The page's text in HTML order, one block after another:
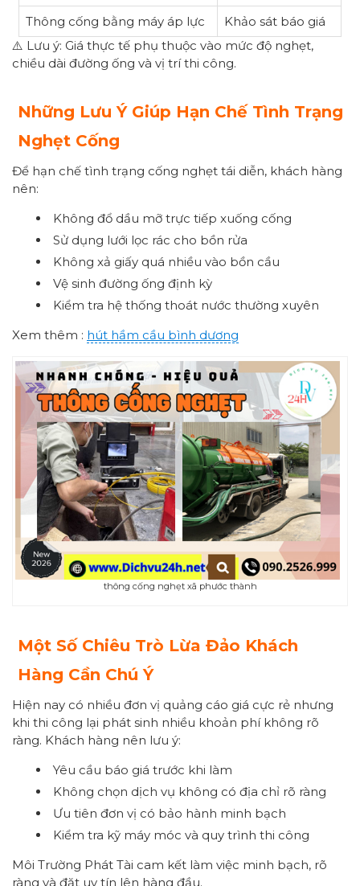
Thông cống bằng máy áp lực
Khảo sát báo giá
⚠️ Lưu ý: Giá thực tế phụ thuộc vào mức độ nghẹt,
chiều dài đường ống và vị trí thi công.
Những Lưu Ý Giúp Hạn Chế Tình Trạng
Nghẹt Cống
Để hạn chế tình trạng cống nghẹt tái diễn, khách hàng
nên:
Không đổ dầu mỡ trực tiếp xuống cống
Sử dụng lưới lọc rác cho bồn rửa
Không xả giấy quá nhiều vào bồn cầu
Vệ sinh đường ống định kỳ
Kiểm tra hệ thống thoát nước thường xuyên
Xem thêm : hút hầm cầu bình dương
thông cống nghẹt xã phước thành
Một Số Chiêu Trò Lừa Đảo Khách
Hàng Cần Chú Ý
Hiện nay có nhiều đơn vị quảng cáo giá cực rẻ nhưng
khi thi công lại phát sinh nhiều khoản phí không rõ
ràng. Khách hàng nên lưu ý:
Yêu cầu báo giá trước khi làm
Không chọn dịch vụ không có địa chỉ rõ ràng
Ưu tiên đơn vị có bảo hành minh bạch
Kiểm tra kỹ máy móc và quy trình thi công
Môi Trường Phát Tài cam kết làm việc minh bạch, rõ
ràng và đặt uy tín lên hàng đầu.